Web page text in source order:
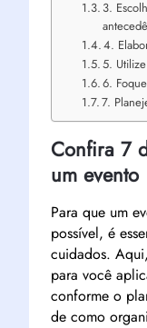
3.
4.
5.
6.
7.
Confira 7
um evento
Para que um
possível, é
cuidados.
para você
conforme o
de como